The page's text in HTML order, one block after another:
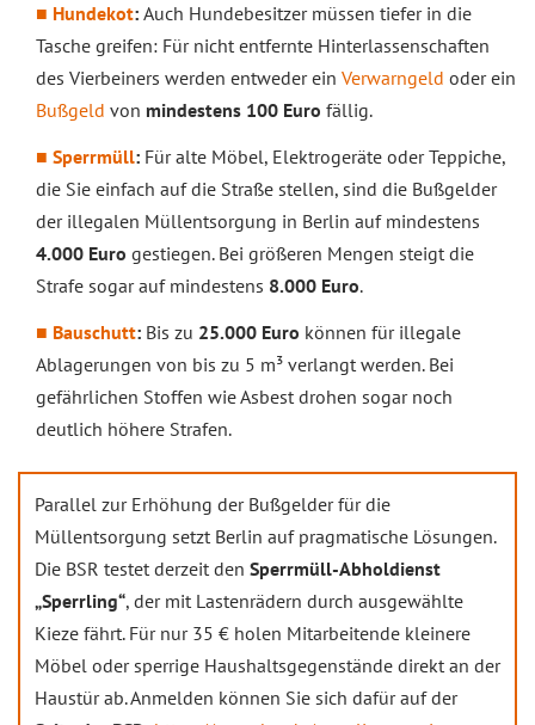
Hundekot: Auch Hundebesitzer müssen tiefer in die
Tasche greifen: Für nicht entfernte Hinterlassenschaften
des Vierbeiners werden entweder ein Verwarngeld oder ein
Bußgeld von mindestens 100 Euro fällig.
Sperrmüll: Für alte Möbel, Elektrogeräte oder Teppiche,
die Sie einfach auf die Straße stellen, sind die Bußgelder
der illegalen Müllentsorgung in Berlin auf mindestens
4.000 Euro gestiegen. Bei größeren Mengen steigt die
Strafe sogar auf mindestens 8.000 Euro.
Bauschutt: Bis zu 25.000 Euro können für illegale
Ablagerungen von bis zu 5 m³ verlangt werden. Bei
gefährlichen Stoffen wie Asbest drohen sogar noch
deutlich höhere Strafen.
Parallel zur Erhöhung der Bußgelder für die
Müllentsorgung setzt Berlin auf pragmatische Lösungen.
Die BSR testet derzeit den Sperrmüll-Abholdienst
„Sperrling“, der mit Lastenrädern durch ausgewählte
Kieze fährt. Für nur 35 € holen Mitarbeitende kleinere
Möbel oder sperrige Haushaltsgegenstände direkt an der
Haustür ab. Anmelden können Sie sich dafür auf der